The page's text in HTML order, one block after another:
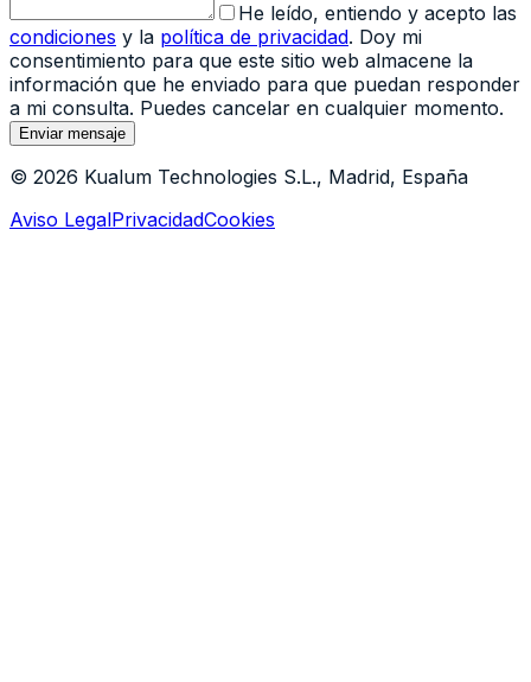
He leído, entiendo y acepto las
condiciones y la política de privacidad. Doy mi
consentimiento para que este sitio web almacene la
información que he enviado para que puedan responder
a mi consulta. Puedes cancelar en cualquier momento.
Enviar mensaje
© 2026 Kualum Technologies S.L., Madrid, España
Aviso LegalPrivacidadCookies